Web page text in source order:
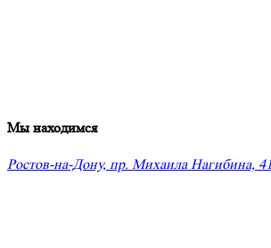
Мы находимся
Ростов-на-Дону, пр. Михаила Нагибина,